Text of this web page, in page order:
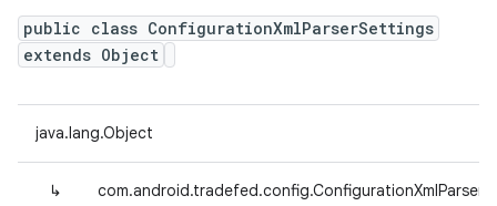
public class ConfigurationXmlParserSettings
extends Object
java.lang.Object
↳